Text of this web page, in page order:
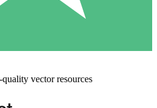
vector resources